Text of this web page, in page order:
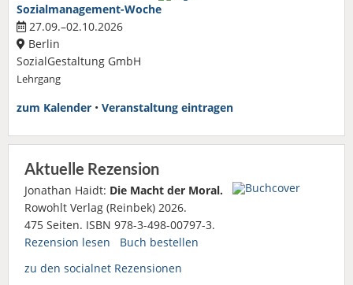
Sozialmanagement-Woche
27.09.–02.10.2026
Berlin
SozialGestaltung GmbH
Lehrgang
zum Kalender • Veranstaltung eintragen
Aktuelle Rezension
Jonathan Haidt: Die Macht der Moral.
Rowohlt Verlag (Reinbek) 2026.
475 Seiten. ISBN 978-3-498-00797-3.
Rezension lesen
Buch bestellen
zu den socialnet Rezensionen